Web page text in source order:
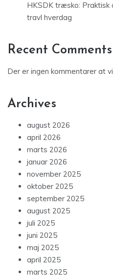
HKSDK træsko:
travl hverdag
Recent Comments
Der er ingen kommentarer at
Archives
august 2026
april 2026
marts 2026
januar 2026
november 2025
oktober 2025
september 2025
august 2025
juli 2025
juni 2025
maj 2025
april 2025
marts 2025